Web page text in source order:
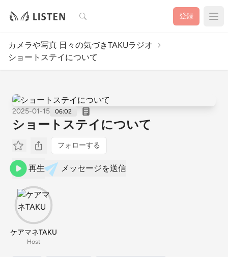
検索 登録
カメラや写真 日々の気づきTAKUラジオ
ショートステイについて
2025-01-15 06:02
ショートステイについて
フォローする
再生 メッセージを送信
ケアマネTAKU
Host